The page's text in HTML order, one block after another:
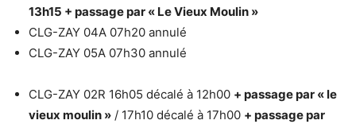
13h15 + passage par « Le Vieux Moulin »
CLG-ZAY 04A 07h20 annulé
CLG-ZAY 05A 07h30 annulé
CLG-ZAY 02R 16h05 décalé à 12h00 + passage par « le
vieux moulin » / 17h10 décalé à 17h00 + passage par